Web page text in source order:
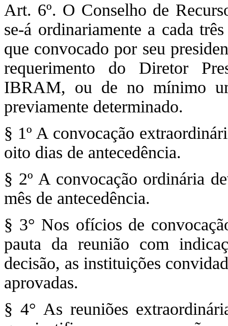
Art. 6º. O Conselho de
se-á ordinariamente a cada
que convocado por seu
requerimento do Diretor
IBRAM, ou de no mínimo
previamente determinado.
§ 1º A convocação
oito dias de antecedência.
§ 2º A convocação ordinária
mês de antecedência.
§ 3° Nos ofícios de
pauta da reunião com
decisão, as instituições
aprovadas.
§ 4° As reuniões